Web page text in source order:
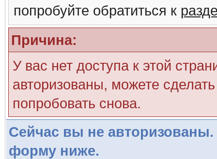
попробуйте обратиться к
Причина:
У вас нет доступа к этой
авторизованы, можете
попробовать снова.
Сейчас вы не авторизованы.
форму ниже.